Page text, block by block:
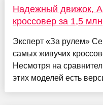
Надежный движок,
кроссовер за 1,5 млн
Эксперт «За рулем»
самых живучих
Несмотря на
этих моделей есть